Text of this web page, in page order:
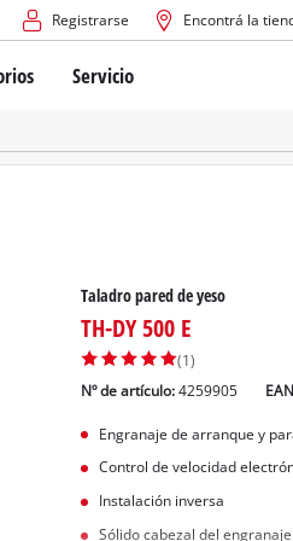
Registrarse Encontrá la
a batería
manuales
Servicio
Taladro pared de yeso
TH-DY 500 E
(1)
Nº de artículo: 4259905
Engranaje de arranque y
Control de velocidad
Instalación inversa
Sólido cabezal del